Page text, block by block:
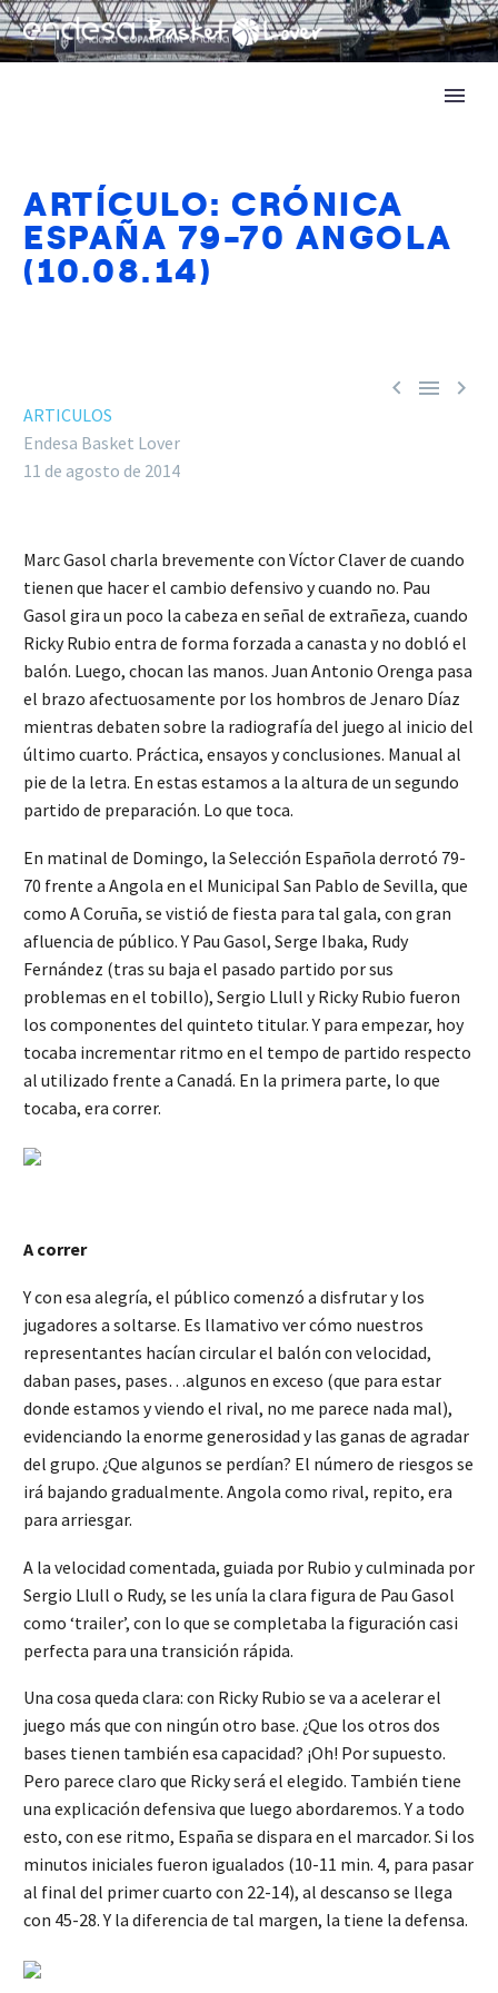
ARTÍCULO: CRÓNICA
ESPAÑA 79-70 ANGOLA
(10.08.14)
  
ARTICULOS
Endesa Basket Lover
11 de agosto de 2014
Marc Gasol charla brevemente con Víctor Claver de cuando
tienen que hacer el cambio defensivo y cuando no. Pau
Gasol gira un poco la cabeza en señal de extrañeza, cuando
Ricky Rubio entra de forma forzada a canasta y no dobló el
balón. Luego, chocan las manos. Juan Antonio Orenga pasa
el brazo afectuosamente por los hombros de Jenaro Díaz
mientras debaten sobre la radiografía del juego al inicio del
último cuarto. Práctica, ensayos y conclusiones. Manual al
pie de la letra. En estas estamos a la altura de un segundo
partido de preparación. Lo que toca.
En matinal de Domingo, la Selección Española derrotó 79-
70 frente a Angola en el Municipal San Pablo de Sevilla, que
como A Coruña, se vistió de fiesta para tal gala, con gran
afluencia de público. Y Pau Gasol, Serge Ibaka, Rudy
Fernández (tras su baja el pasado partido por sus
problemas en el tobillo), Sergio Llull y Ricky Rubio fueron
los componentes del quinteto titular. Y para empezar, hoy
tocaba incrementar ritmo en el tempo de partido respecto
al utilizado frente a Canadá. En la primera parte, lo que
tocaba, era correr.
A correr
Y con esa alegría, el público comenzó a disfrutar y los
jugadores a soltarse. Es llamativo ver cómo nuestros
representantes hacían circular el balón con velocidad,
daban pases, pases…algunos en exceso (que para estar
donde estamos y viendo el rival, no me parece nada mal),
evidenciando la enorme generosidad y las ganas de agradar
del grupo. ¿Que algunos se perdían? El número de riesgos se
irá bajando gradualmente. Angola como rival, repito, era
para arriesgar.
A la velocidad comentada, guiada por Rubio y culminada por
Sergio Llull o Rudy, se les unía la clara figura de Pau Gasol
como ‘trailer’, con lo que se completaba la figuración casi
perfecta para una transición rápida.
Una cosa queda clara: con Ricky Rubio se va a acelerar el
juego más que con ningún otro base. ¿Que los otros dos
bases tienen también esa capacidad? ¡Oh! Por supuesto.
Pero parece claro que Ricky será el elegido. También tiene
una explicación defensiva que luego abordaremos. Y a todo
esto, con ese ritmo, España se dispara en el marcador. Si los
minutos iniciales fueron igualados (10-11 min. 4, para pasar
al final del primer cuarto con 22-14), al descanso se llega
con 45-28. Y la diferencia de tal margen, la tiene la defensa.